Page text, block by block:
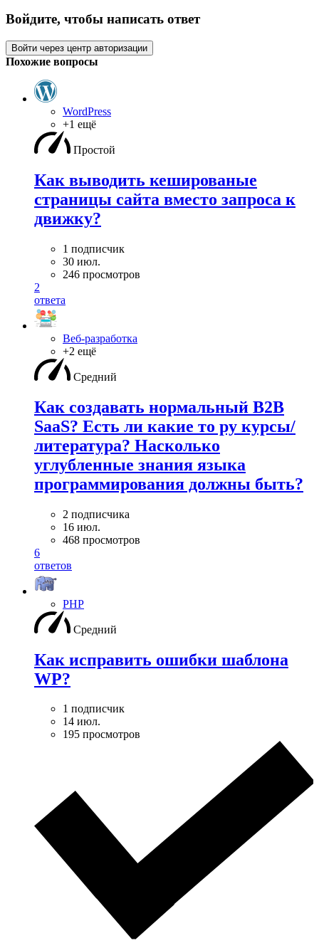
Войдите, чтобы написать ответ
Войти через центр авторизации
Похожие вопросы
WordPress
+1 ещё
Простой
Как выводить кешированые
страницы сайта вместо запроса к
движку?
1 подписчик
30 июл.
246 просмотров
2
ответа
Веб-разработка
+2 ещё
Средний
Как создавать нормальный B2B
SaaS? Есть ли какие то ру курсы/
литература? Насколько
углубленные знания языка
программирования должны быть?
2 подписчика
16 июл.
468 просмотров
6
ответов
PHP
Средний
Как исправить ошибки шаблона
WP?
1 подписчик
14 июл.
195 просмотров